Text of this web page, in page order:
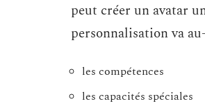
peut créer un avatar
personnalisation va
les compétences
les capacités spéciales